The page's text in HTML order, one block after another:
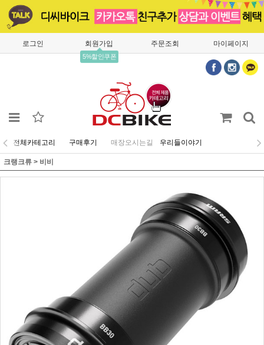
로그인 회원가입
5%할인쿠폰
주문조회 마이페이지
전체카테고리 구매후기 매장오시는길 우리들이야기
크랭크류 > 비비